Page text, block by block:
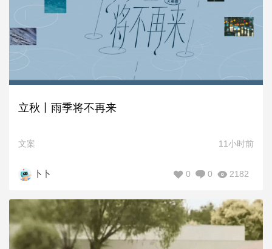
立秋丨雨季将不再来
文案 11小时前
卜卜 2182
0
0